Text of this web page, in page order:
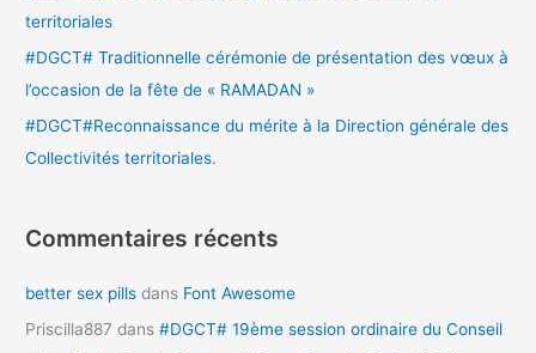
:
territoriales
#DGCT# Traditionnelle cérémonie de présentation des vœux à
l’occasion de la fête de « RAMADAN »
#DGCT#Reconnaissance du mérite à la Direction générale des
Collectivités territoriales.
Commentaires récents
better sex pills dans Font Awesome
Priscilla887 dans#DGCT# 19ème session ordinaire du Conseil